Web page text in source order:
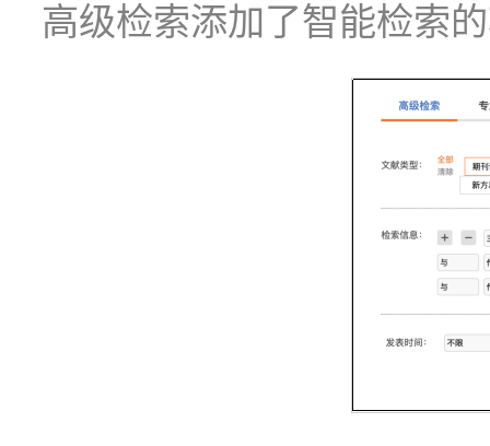
高级检索添加了智能检索